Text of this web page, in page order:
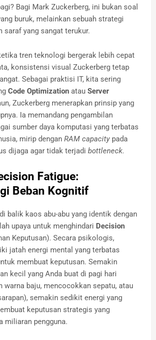
Bagi Mark Zuckerberg, ini bukan soal
buruk, melainkan sebuah strategi
yang sangat terukur.
tren teknologi bergerak lebih cepat
konsistensi visual Zuckerberg tetap
Sebagai praktisi IT, kita sering
Code Optimization atau Server
Zuckerberg menerapkan prinsip yang
Ia memandang pengambilan
sumber daya komputasi yang terbatas
mirip dengan RAM capacity pada
dijaga agar tidak terjadi bottleneck.
Fatigue:
Beban Kognitif
balik kaos abu-abu yang identik dengan
upaya untuk menghindari Decision
Keputusan). Secara psikologis,
jatah energi mental yang terbatas
membuat keputusan. Semakin
kecil yang Anda buat di pagi hari
warna baju, mencocokkan sepatu, atau
semakin sedikit energi yang
keputusan strategis yang
miliaran pengguna.